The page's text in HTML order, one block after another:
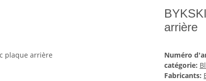
arrière
Numéro
catégorie:
Fabricants: